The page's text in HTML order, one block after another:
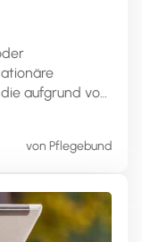
aufgrund von
Umfeld
von Pflegebund